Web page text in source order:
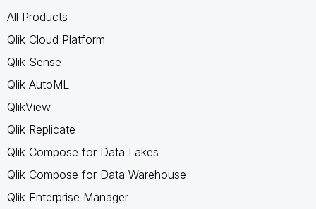
All Products
Qlik Cloud Platform
Qlik Sense
Qlik AutoML
QlikView
Qlik Replicate
Qlik Compose for Data Lakes
Qlik Compose for Data Warehouse
Qlik Enterprise Manager